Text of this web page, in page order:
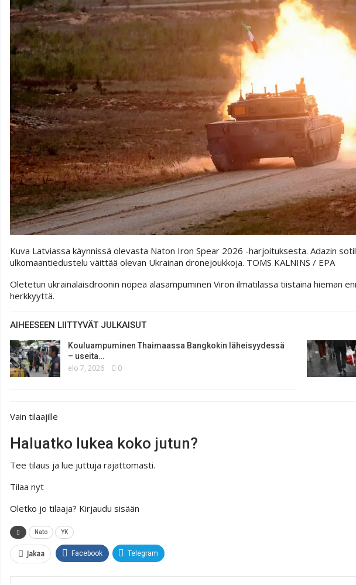
Kuva Latviassa käynnissä olevasta Naton Iron Spear 2026 -harjoituksesta. Adazin
ulkomaantiedustelu väittää olevan Ukrainan dronejoukkoja. TOMS KALNINS / EPA
Oletetun ukrainalaisdroonin nopea alasampuminen Viron ilmatilassa tiistaina hieman
herkkyyttä.
AIHEESEEN LIITTYVÄT JULKAISUT
Kouluampuminen Thaimaassa Bangkokin läheisyydessä
– useita…
elo 7, 2026 0
Vain tilaajille
Haluatko lukea koko jutun?
Tee tilaus ja lue juttuja rajattomasti.
Tilaa nyt
Oletko jo tilaaja? Kirjaudu sisään
Nato YK
Jakaa Facebook Telegram